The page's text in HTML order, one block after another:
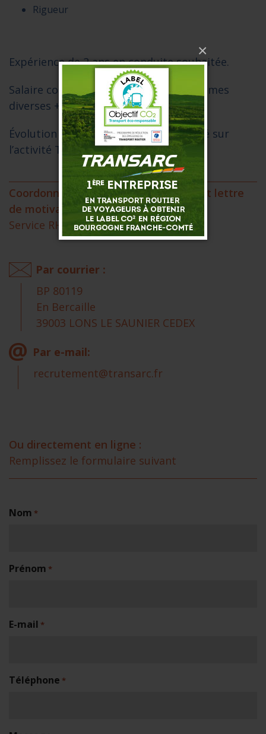
×
Rigueur
Expérience de 2 ans en conduite souhaitée.
Salaire conventionnel sur 13 mois + primes
diverses + Mutuelle + CSE.
Évolution possible au sein de la société sur
l’activité Tourisme et Grand Tourisme.
Coordonnées pour envoyer votre CV et lettre
de motivation :
Service RH TRANSARC
Par courrier :
BP 80119
En Bercaille
39003 LONS LE SAUNIER CEDEX
Par e-mail:
recrutement@transarc.fr
Ou directement en ligne :
Remplissez le formulaire suivant
Nom *
Prénom *
E-mail *
Téléphone *